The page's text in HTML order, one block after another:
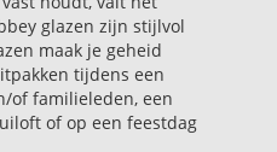
glazen zijn stijlvol
maak je geheid
tijdens een
of familieleden, een
of op een feestdag